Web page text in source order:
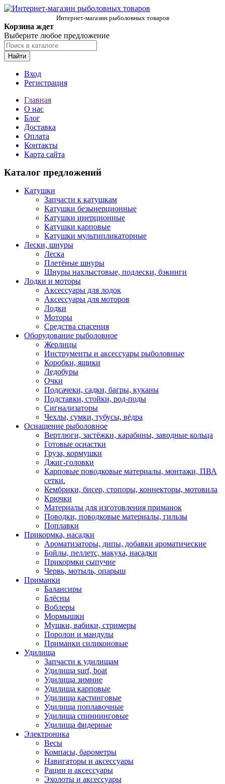
Интернет-магазин рыболовных товаров
Корзина ждет
Выберите любое предложение
Найти
Вход
Регистрация
Главная
О нас
Блог
Доставка
Оплата
Контакты
Карта сайта
Каталог предложений
Катушки
Запчасти к катушкам
Катушки безынерционные
Катушки инерционные
Катушки карповые
Катушки мультипликаторные
Лески, шнуры
Леска
Плетёные шнуры
Шнуры нахлыстовые, подлески, бэкинги
Лодки и моторы
Аксессуары для лодок
Аксессуары для моторов
Лодки
Моторы
Средства спасения
Оборудование рыболовное
Жерлицы
Инструменты и аксессуары рыболовные
Коробки, ящики
Ледобуры
Очки
Подсачеки, садки, багры, куканы
Подставки, стойки, род-поды
Сигнализаторы
Чехлы, сумки, тубусы, вёдра
Оснащение рыболовное
Вертлюги, застёжки, карабины, заводные кольца
Готовые оснастки
Груза, кормушки
Джиг-головки
Карповые поводковые материалы, монтажи, ПВА
сетки.
Кембрики, бисер, стопоры, коннекторы, мотовила
Крючки
Материалы для изготовления приманок
Поводки, поводковые материалы, гильзы
Поплавки
Прикормка, насадки
Ароматизаторы, дипы, добавки ароматические
Бойлы, пеллетс, макуха, насадки
Прикормки сыпучие
Червь, мотыль, опарыш
Приманки
Балансиры
Блёсны
Воблеры
Мормышки
Мушки, вабики, стримеры
Поролон и мандулы
Приманки силиконовые
Удилища
Запчасти к удилищам
Удилища surf, boat
Удилища зимние
Удилища карповые
Удилища кастинговые
Удилища поплавочные
Удилища спиннинговые
Удилища фидерные
Электроника
Весы
Компасы, барометры
Навигаторы и аксессуары
Рации и аксессуары
Эхолоты и аксессуары